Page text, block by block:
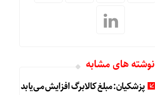
نوشته های مشابه
پزشکیان: مبلغ کالابرگ افزایش می‌یابد